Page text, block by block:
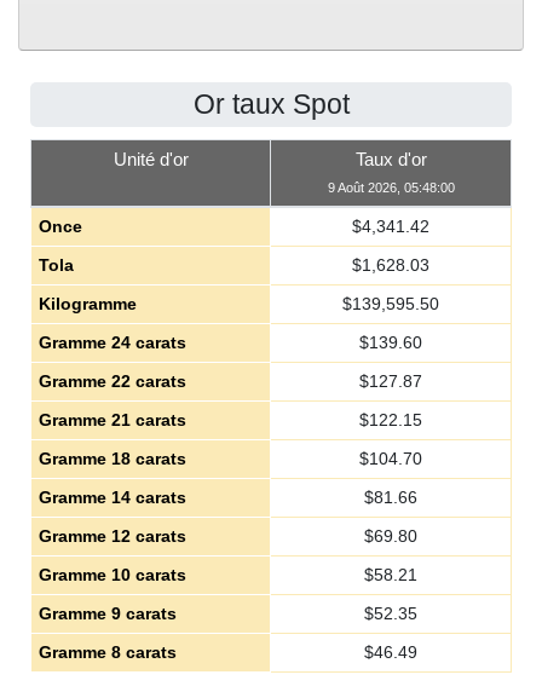
Or taux Spot
Unité d'or Taux d'or
9 Août 2026, 05:48:00
Once $4,341.42
Tola
$1,628.03
Kilogramme
$139,595.50
Gramme 24 carats
$139.60
Gramme 22 carats
$127.87
Gramme 21 carats
$122.15
Gramme 18 carats
$104.70
Gramme 14 carats
$81.66
Gramme 12 carats
$69.80
Gramme 10 carats
$58.21
Gramme 9 carats
$52.35
Gramme 8 carats
$46.49